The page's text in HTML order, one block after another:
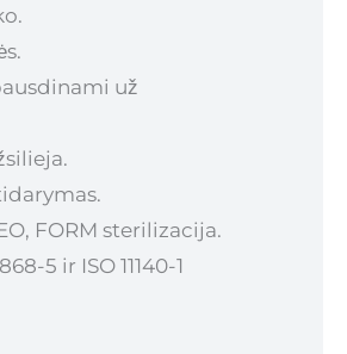
už
FORM sterilizacija.
5 ir ISO 11140-1